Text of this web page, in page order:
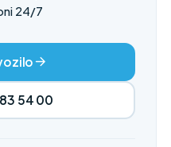
24/7
54 00